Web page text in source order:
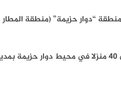
“دوار حزيمة” (منطقة المطار
وكانت آليات البلدية مع مؤازرة عسكرية هدمت يوم أمس السبت أكثر من 40 منزلا في محيط